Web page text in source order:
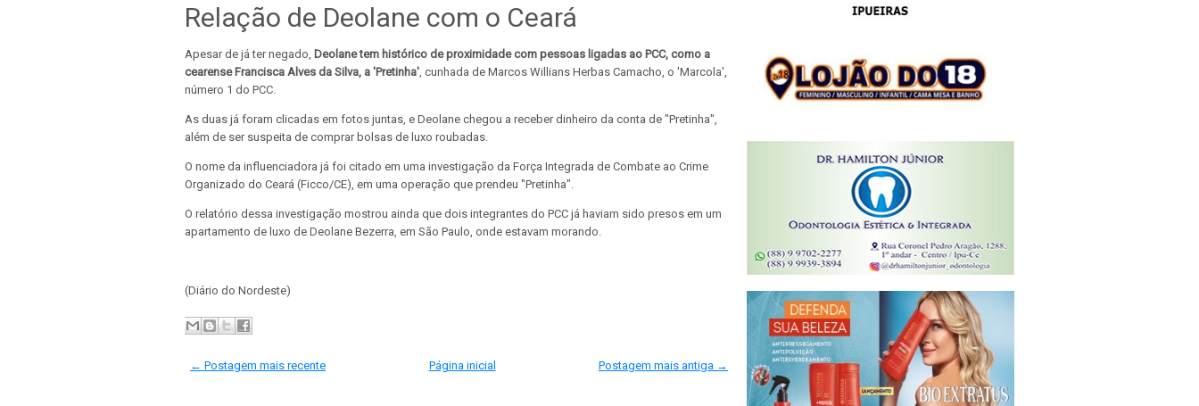
Relação de Deolane com o Ceará
Apesar de já ter negado, Deolane tem histórico de proximidade com pessoas ligadas ao PCC, como a
cearense Francisca Alves da Silva, a 'Pretinha' , cunhada de Marcos Willians Herbas Camacho, o 'Marcola',
número 1 do PCC.
As duas já foram clicadas em fotos juntas, e Deolane chegou a receber dinheiro da conta de "Pretinha",
além de ser suspeita de comprar bolsas de luxo roubadas.
O nome da influenciadora já foi citado em uma investigação da Força Integrada de Combate ao Crime
Organizado do Ceará (Ficco/CE), em uma operação que prendeu "Pretinha".
O relatório dessa investigação mostrou ainda que dois integrantes do PCC já haviam sido presos em um
apartamento de luxo de Deolane Bezerra, em São Paulo, onde estavam morando.
(Diário do Nordeste)
← Postagem mais recente Postagem mais antiga →
Página inicial